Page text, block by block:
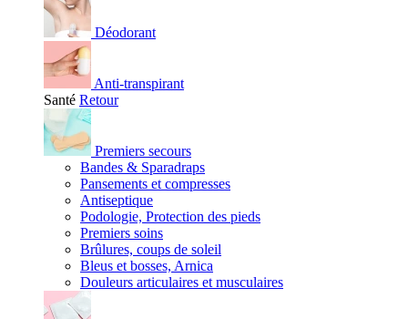
Déodorant
Anti-transpirant
Santé Retour
Premiers secours
Bandes & Sparadraps
Pansements et compresses
Antiseptique
Podologie, Protection des pieds
Premiers soins
Brûlures, coups de soleil
Bleus et bosses, Arnica
Douleurs articulaires et musculaires